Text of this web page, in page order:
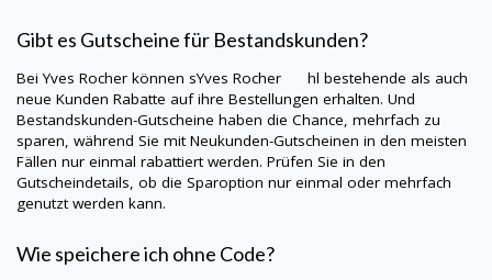
Gibt es Gutscheine für Bestandskunden?
BeiYves Rocher können sYves Rocher hl bestehende als auch
neue Kunden Rabatte auf ihre Bestellungen erhalten. Und
Bestandskunden-Gutscheine haben die Chance, mehrfach zu
sparen, während Sie mit Neukunden-Gutscheinen in den meisten
Fällen nur einmal rabattiert werden. Prüfen Sie in den
Gutscheindetails, ob die Sparoption nur einmal oder mehrfach
genutzt werden kann.
Wie speichere ich ohne Code?